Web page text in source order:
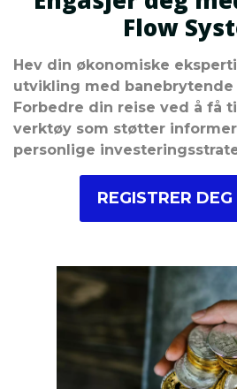
Flow
Hev din økonomiske
utvikling med banebrytende
Forbedre din reise ved å få
verktøy som støtter
personlige
REGISTRER